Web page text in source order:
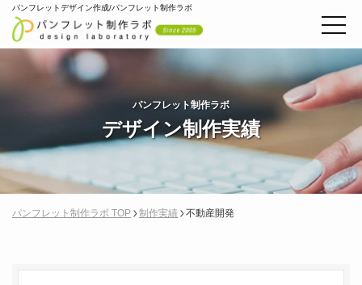
パンフレットデザイン作成/パンフレット制作ラボ
パンフレット制作ラボ
デザイン制作実績
パンフレット制作ラボ TOP 制作実績 不動産開発